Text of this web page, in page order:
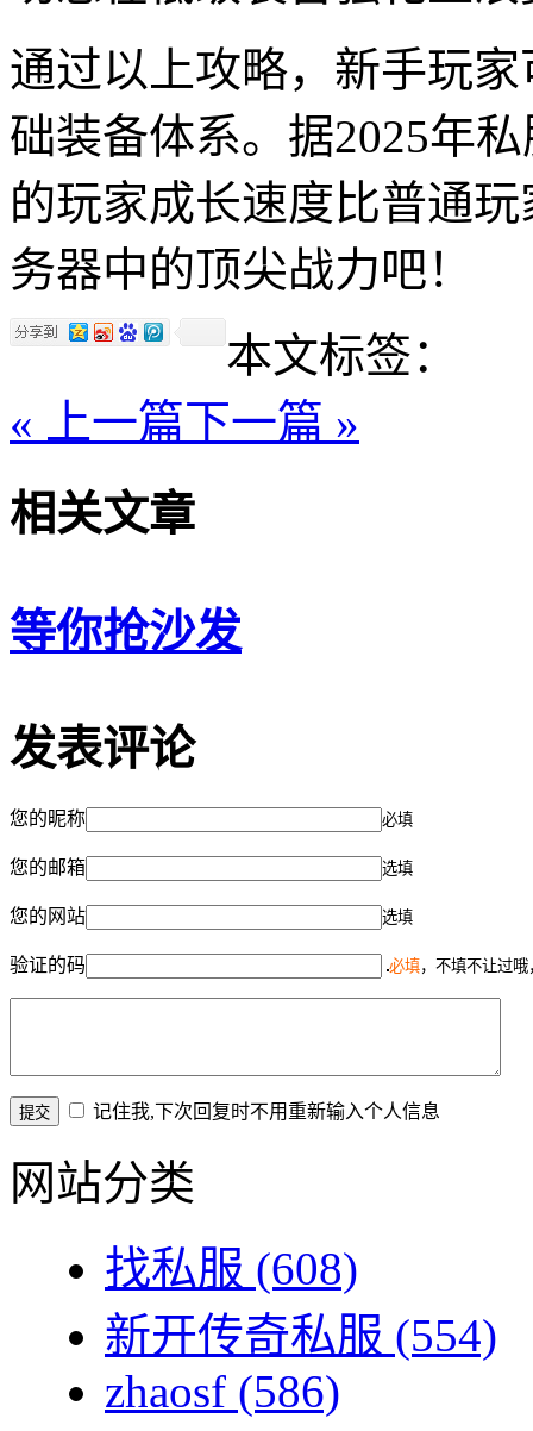
通过以上攻略，新手玩
础装备体系。据2025年
的玩家成长速度比普通
务器中的顶尖战力吧！
本文标签：
« 上一篇下一篇 »
相关文章
等你抢沙发
发表评论
您的昵称 必填
您的邮箱 选填
您的网站 选填
验证的码 必填，不填不让过
记住我,下次回复时不用重新输入个人信息
网站分类
找私服 (608)
新开传奇私服 (554)
zhaosf (586)